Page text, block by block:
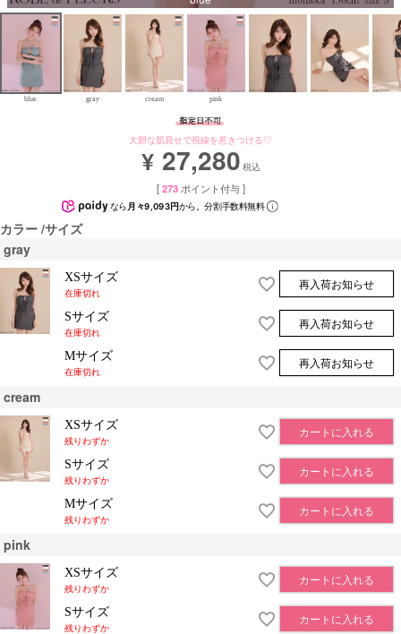
blue gray cream pink
大胆な肌見せで視線を惹きつける♡
¥ 27,280 税込
[ 273 ポイント付与 ]
なら 月々9,093円から。分割手数料無料
カラー サイズ
gray
XSサイズ
在庫切れ
再入荷お知らせ
Sサイズ
在庫切れ
再入荷お知らせ
Mサイズ
在庫切れ
再入荷お知らせ
cream
XSサイズ
残りわずか
カートに入れる
Sサイズ
残りわずか
カートに入れる
Mサイズ
残りわずか
カートに入れる
pink
XSサイズ
残りわずか
カートに入れる
Sサイズ
残りわずか
カートに入れる